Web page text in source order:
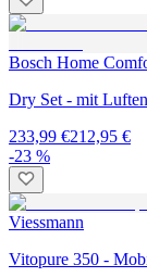
Bosch Home
Dry Set - mit
233,99 €212,95 €
-23 %
Viessmann
Vitopure 350 -